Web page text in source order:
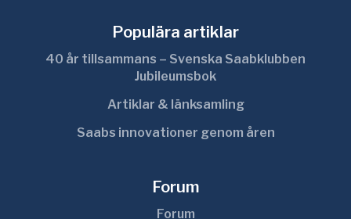
Populära artiklar
40 år tillsammans – Svenska Saabklubben
Jubileumsbok
Artiklar & länksamling
Saabs innovationer genom åren
Forum
Forum